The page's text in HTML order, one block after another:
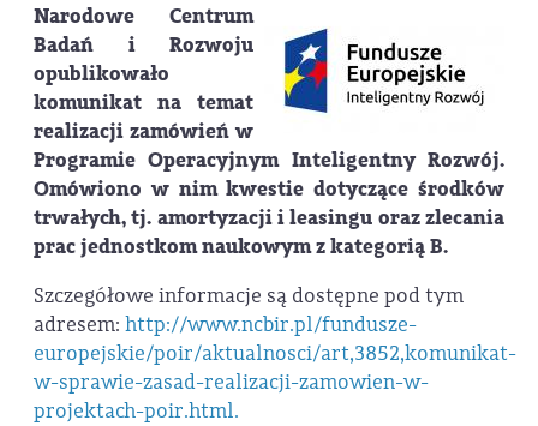
Narodowe Centrum
Badań i Rozwoju
opublikowało
komunikat na temat
realizacji zamówień w
Programie Operacyjnym Inteligentny Rozwój.
Omówiono w nim kwestie dotyczące środków
trwałych, tj. amortyzacji i leasingu oraz zlecania
prac jednostkom naukowym z kategorią B.
Szczegółowe informacje są dostępne pod tym
adresem: http://www.ncbir.pl/fundusze-
europejskie/poir/aktualnosci/art,3852,komunikat-
w-sprawie-zasad-realizacji-zamowien-w-
projektach-poir.html.